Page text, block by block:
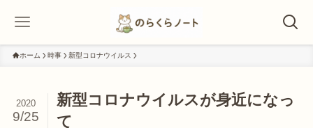
ホーム 時事 新型コロナウイルス
新型コロナウイルスが身近になっ
て
2020
9/25